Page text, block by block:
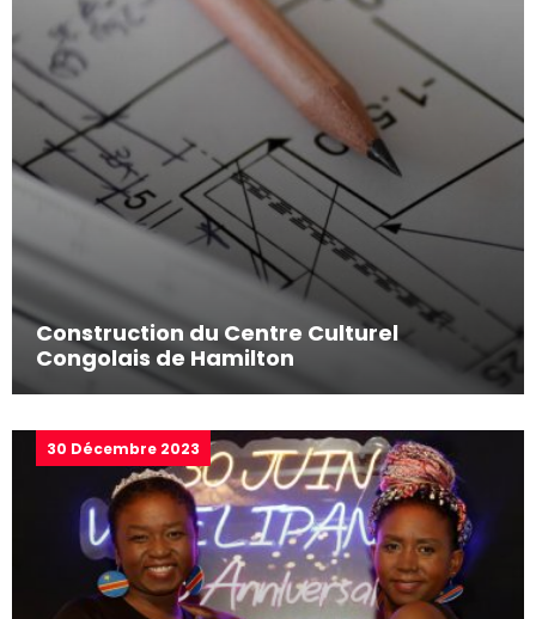
Construction du Centre Culturel
Congolais de Hamilton
30 Décembre 2023